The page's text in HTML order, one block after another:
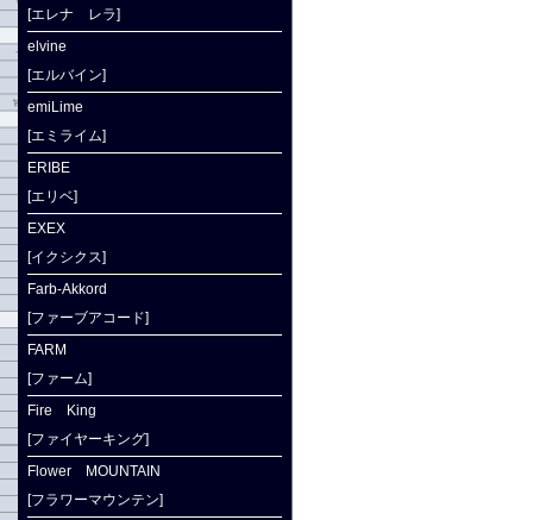
[エレナ レラ]
elvine
[エルバイン]
emiLime
[エミライム]
ERIBE
[エリベ]
EXEX
[イクシクス]
Farb-Akkord
[ファーブアコード]
FARM
[ファーム]
Fire King
[ファイヤーキング]
Flower MOUNTAIN
[フラワーマウンテン]